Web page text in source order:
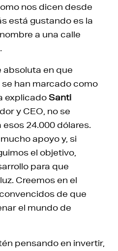
nos dicen desde
está gustando es la
a una calle
absoluta en que
han marcado como
explicadoSanti
y CEO, no se
esos 24.000 dólares.
apoyo y, si
el objetivo,
para que
Creemos en el
de que
el mundo de
pensando en invertir,